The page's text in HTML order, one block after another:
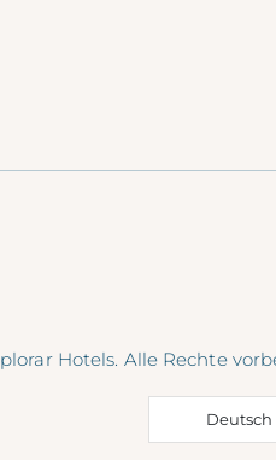
Hotels. Alle Rechte
Deutsch